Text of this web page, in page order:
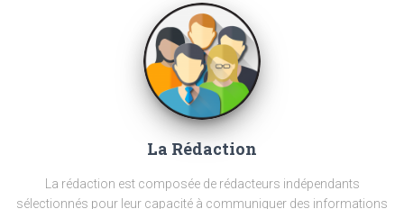
La Rédaction
La rédaction est composée de rédacteurs indépendants
sélectionnés pour leur capacité à communiquer des informations